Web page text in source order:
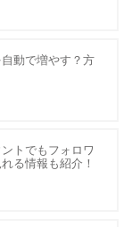
動で増やす？方
トでもフォロワ
る情報も紹介！